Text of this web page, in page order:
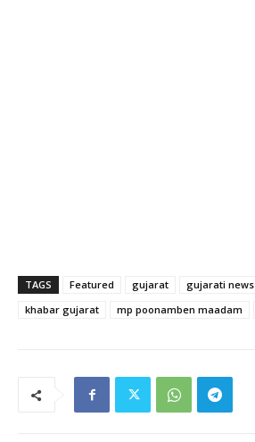
TAGS Featured gujarat gujarati news
khabar gujarat
mp poonamben maadam